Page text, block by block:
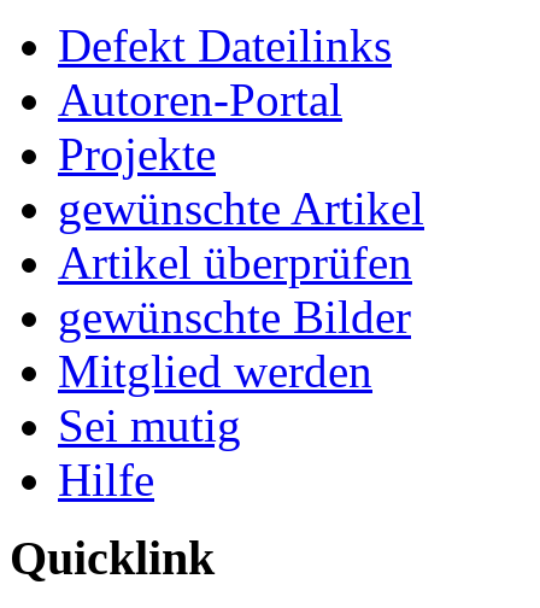
Defekt Dateilinks
Autoren-Portal
Projekte
gewünschte Artikel
Artikel überprüfen
gewünschte Bilder
Mitglied werden
Sei mutig
Hilfe
Quicklink